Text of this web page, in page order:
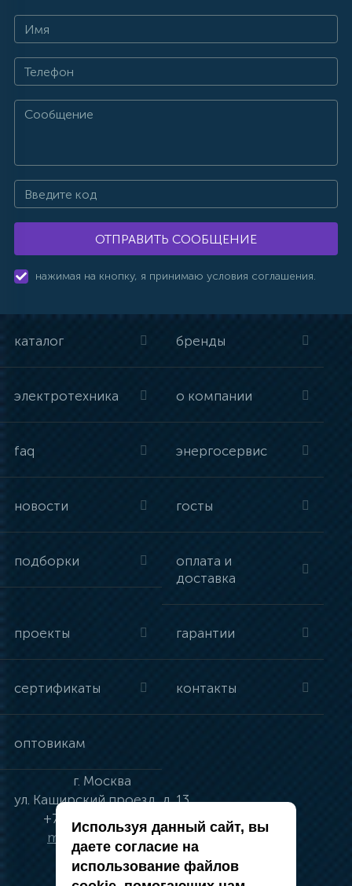
ОТПРАВИТЬ СООБЩЕНИЕ
нажимая на кнопку, я принимаю условия соглашения.
каталог бренды
электротехника о компании
faq энергосервис
новости госты
подборки
оплата и
доставка
проекты гарантии
сертификаты контакты
оптовикам
г. Москва
ул. Каширский проезд, д. 13
+7 (495) 134-41-83
moskva@vincci.ru
Используя данный сайт, вы
даете согласие на
использование файлов